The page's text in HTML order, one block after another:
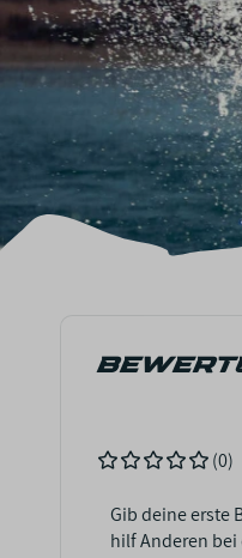
(0)
Gib deine erste
hilf Anderen